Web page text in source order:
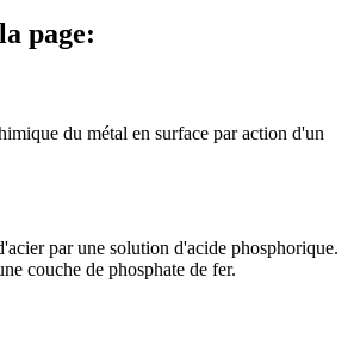
page:
du métal en surface par action d'un
par une solution d'acide phosphorique.
couche de phosphate de fer.